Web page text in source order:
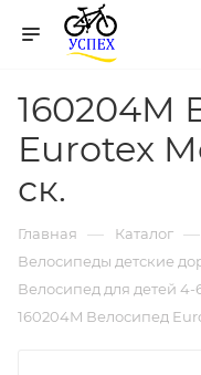
160204M
Eurotex
ск.
Главная — Каталог —
Велосипеды детские
Велосипед для детей 4-
160204M Велосипед